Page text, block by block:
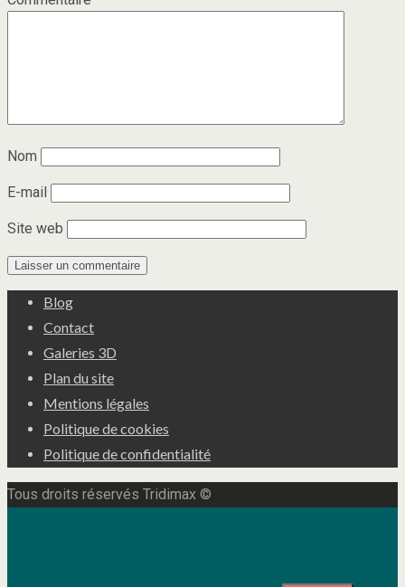
Nom
E-mail
Site web
Blog
Contact
Galeries 3D
Plan du site
Mentions légales
Politique de cookies
Politique de confidentialité
Tous droits réservés Tridimax ©